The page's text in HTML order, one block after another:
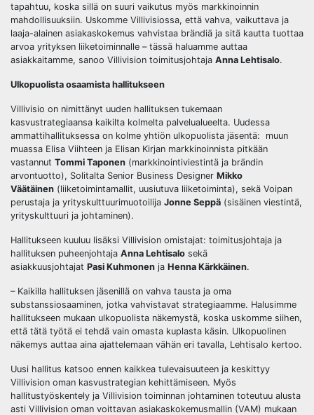
tapahtuu, koska sillä on suuri vaikutus myös markkinoinnin
mahdollisuuksiin. Uskomme Villivisiossa, että vahva, vaikuttava ja
laaja-alainen asiakaskokemus vahvistaa brändiä ja sitä kautta tuottaa
arvoa yrityksen liiketoiminnalle – tässä haluamme auttaa
asiakkaitamme, sanoo Villivision toimitusjohtaja Anna Lehtisalo.
Ulkopuolista osaamista hallitukseen
Villivisio on nimittänyt uuden hallituksen tukemaan
kasvustrategiaansa kaikilta kolmelta palvelualueelta. Uudessa
ammattihallituksessa on kolme yhtiön ulkopuolista jäsentä: muun
muassa Elisa Viihteen ja Elisan Kirjan markkinoinnista pitkään
vastannut Tommi Taponen (markkinointiviestintä ja brändin
arvontuotto), Solitalta Senior Business Designer Mikko
Väätäinen (liiketoimintamallit, uusiutuva liiketoiminta), sekä Voipan
perustaja ja yrityskulttuurimuotoilija Jonne Seppä (sisäinen viestintä,
yrityskulttuuri ja johtaminen).
Hallitukseen kuuluu lisäksi Villivision omistajat: toimitusjohtaja ja
hallituksen puheenjohtaja Anna Lehtisalo sekä
asiakkuusjohtajat Pasi Kuhmonen ja Henna Kärkkäinen.
– Kaikilla hallituksen jäsenillä on vahva tausta ja oma
substanssiosaaminen, jotka vahvistavat strategiaamme. Halusimme
hallitukseen mukaan ulkopuolista näkemystä, koska uskomme siihen,
että tätä työtä ei tehdä vain omasta kuplasta käsin. Ulkopuolinen
näkemys auttaa aina ajattelemaan vähän eri tavalla, Lehtisalo kertoo.
Uusi hallitus katsoo ennen kaikkea tulevaisuuteen ja keskittyy
Villivision oman kasvustrategian kehittämiseen. Myös
hallitustyöskentely ja Villivision toiminnan johtaminen toteutuu alusta
asti Villivision oman voittavan asiakaskokemusmallin (VAM) mukaan